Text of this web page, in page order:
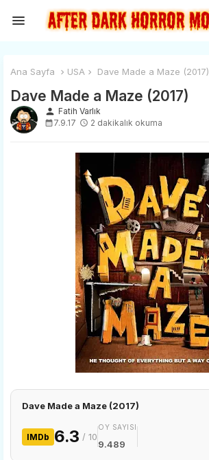
Ana Sayfa USA Dave Made a Maze (2017)
Dave Made a Maze (2017)
person Fatih Varlık
7.9.17
2 dakikalık okuma
Dave Made a Maze (2017)
IMDb 6.3 / 10
OY SAYISI
9.489